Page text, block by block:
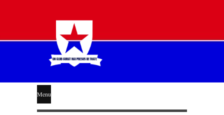
STEAUA
LIBERĂ
Menu